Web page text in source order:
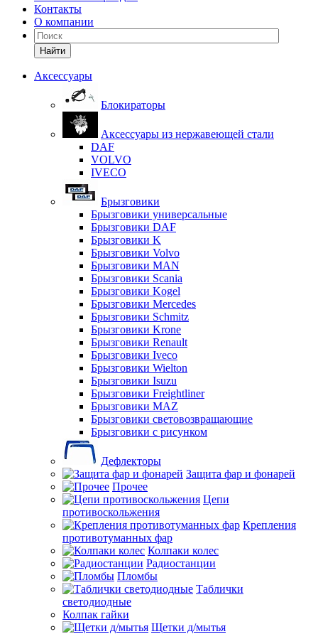
Контакты
О компании
Найти
Аксессуары
Блокираторы
Аксессуары из нержавеющей стали
DAF
VOLVO
IVECO
Брызговики
Брызговики универсальные
Брызговики DAF
Брызговики K
Брызговики Volvo
Брызговики MAN
Брызговики Scania
Брызговики Kogel
Брызговики Mercedes
Брызговики Schmitz
Брызговики Krone
Брызговики Renault
Брызговики Iveco
Брызговики Wielton
Брызговики Isuzu
Брызговики Freightliner
Брызговики MAZ
Брызговики световозвращающие
Брызговики с рисунком
Дефлекторы
Защита фар и фонарей
Прочее
Цепи
противоскольжения
Крепления
противотуманных фар
Колпаки колес
Радиостанции
Пломбы
Таблички
светодиодные
Колпак гайки
Щетки д/мытья